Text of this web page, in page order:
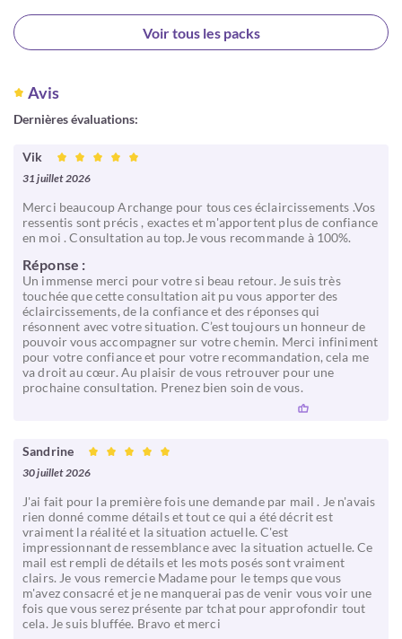
Choisir
Voir tous les packs
Avis
Dernières évaluations:
Vik
31 juillet 2026
Merci beaucoup Archange pour tous ces éclaircissements .Vos
ressentis sont précis , exactes et m'apportent plus de confiance
en moi . Consultation au top.Je vous recommande à 100%.
Réponse :
Un immense merci pour votre si beau retour. Je suis très
touchée que cette consultation ait pu vous apporter des
éclaircissements, de la confiance et des réponses qui
résonnent avec votre situation. C’est toujours un honneur de
pouvoir vous accompagner sur votre chemin. Merci infiniment
pour votre confiance et pour votre recommandation, cela me
va droit au cœur. Au plaisir de vous retrouver pour une
prochaine consultation. Prenez bien soin de vous.
Sandrine
30 juillet 2026
J'ai fait pour la première fois une demande par mail . Je n'avais
rien donné comme détails et tout ce qui a été décrit est
vraiment la réalité et la situation actuelle. C'est
impressionnant de ressemblance avec la situation actuelle. Ce
mail est rempli de détails et les mots posés sont vraiment
clairs. Je vous remercie Madame pour le temps que vous
m'avez consacré et je ne manquerai pas de venir vous voir une
fois que vous serez présente par tchat pour approfondir tout
cela. Je suis bluffée. Bravo et merci